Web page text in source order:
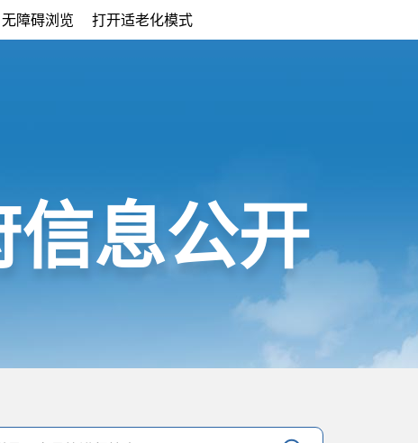
无障碍浏览 打开适老化模式
信息公开